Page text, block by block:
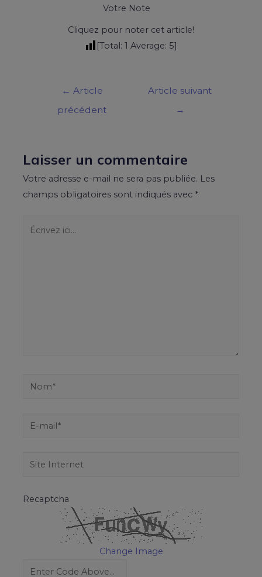
Votre Note
Cliquez pour noter cet article!
[Total: 1 Average: 5]
← Article
précédent
Article suivant
→
Laisser un commentaire
Votre adresse e-mail ne sera pas publiée. Les
champs obligatoires sont indiqués avec *
Recaptcha
Change Image